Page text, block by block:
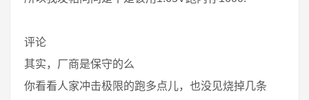
评论
其实，厂商是保守的么
你看看人家冲击极限的跑多点儿，也没见烧掉几条